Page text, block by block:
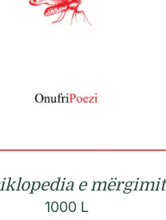
e mërgimit
1000 L